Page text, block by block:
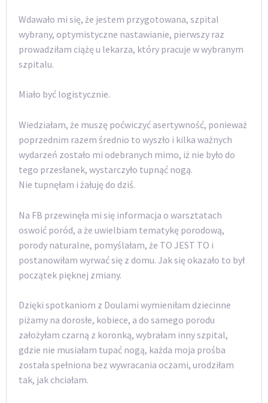
Wdawało mi się, że jestem przygotowana, szpital
wybrany, optymistyczne nastawianie, pierwszy raz
prowadziłam ciążę u lekarza, który pracuje w wybranym
szpitalu.
Miało być logistycznie.
Wiedziałam, że muszę poćwiczyć asertywność, ponieważ
poprzednim razem średnio to wyszło i kilka ważnych
wydarzeń zostało mi odebranych mimo, iż nie było do
tego przesłanek, wystarczyło tupnąć nogą.
Nie tupnęłam i żałuję do dziś.
Na FB przewinęła mi się informacja o warsztatach
oswoić poród, a że uwielbiam tematykę porodową,
porody naturalne, pomyślałam, że TO JEST TO i
postanowiłam wyrwać się z domu. Jak się okazało to był
początek pięknej zmiany.
Dzięki spotkaniom z Doulami wymieniłam dziecinne
piżamy na dorosłe, kobiece, a do samego porodu
założyłam czarną z koronką, wybrałam inny szpital,
gdzie nie musiałam tupać nogą, każda moja prośba
została spełniona bez wywracania oczami, urodziłam
tak, jak chciałam.